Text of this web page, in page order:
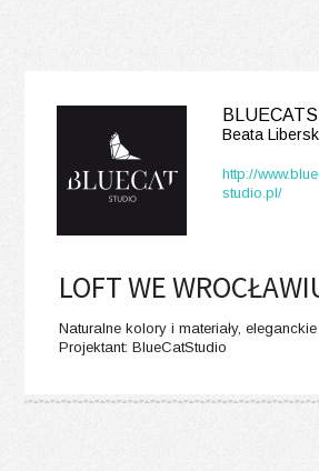
Beata
http://
studio.pl/
LOFT WE
Naturalne kolory i materiały,
Projektant: BlueCatStudio